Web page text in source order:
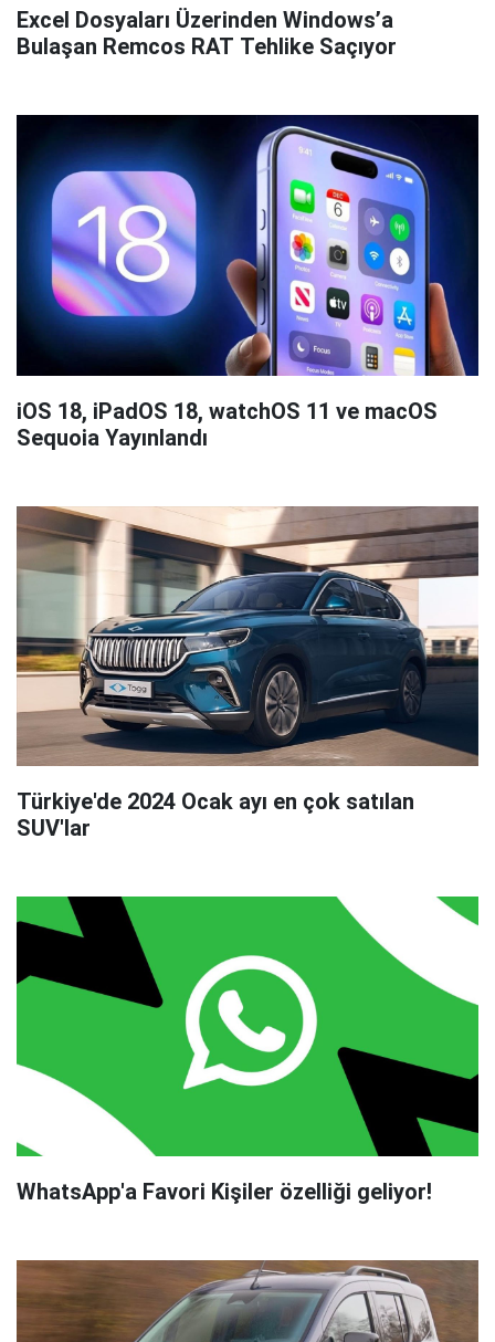
Excel Dosyaları Üzerinden Windows’a
Bulaşan Remcos RAT Tehlike Saçıyor
iOS 18, iPadOS 18, watchOS 11 ve macOS
Sequoia Yayınlandı
Türkiye'de 2024 Ocak ayı en çok satılan
SUV'lar
WhatsApp'a Favori Kişiler özelliği geliyor!